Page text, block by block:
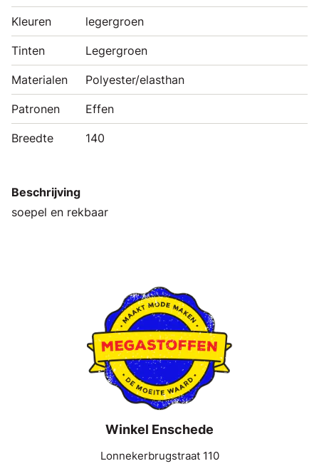
Kleuren legergroen
Tinten Legergroen
Materialen Polyester/elasthan
Patronen Effen
Breedte 140
Beschrijving
soepel en rekbaar
Winkel Enschede
Lonnekerbrugstraat 110